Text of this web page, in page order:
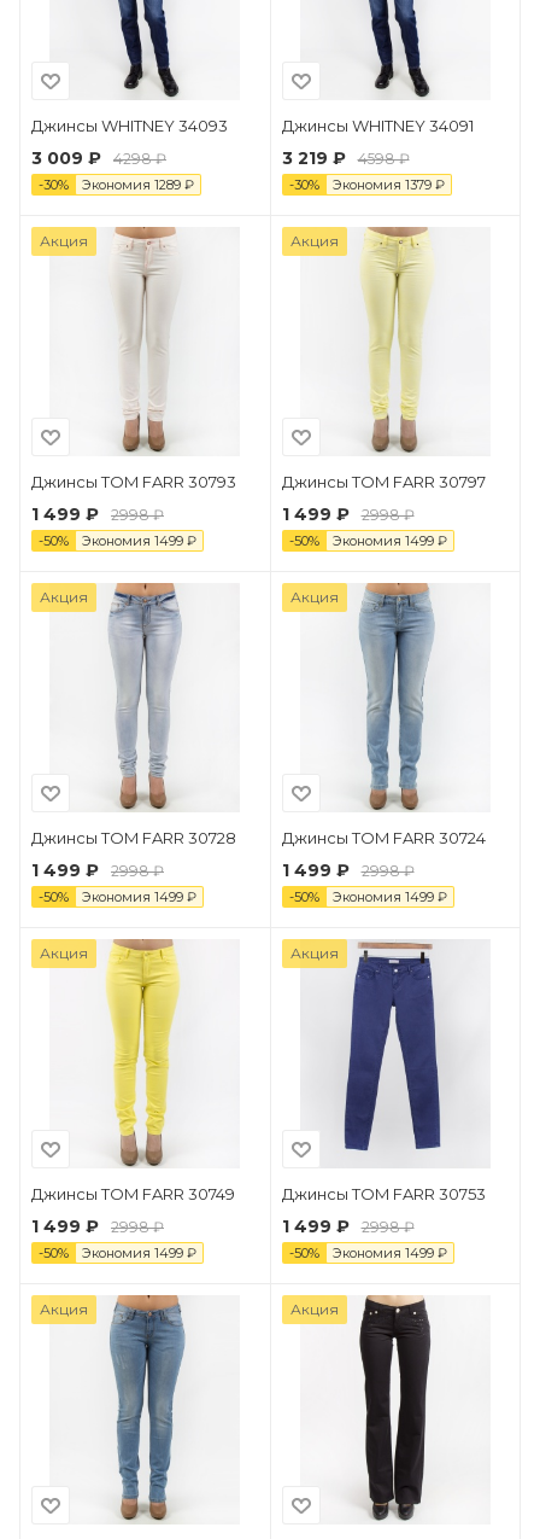
Джинсы WHITNEY 34093
3 009 ₽ 4298 ₽
-30% Экономия 1289 ₽
Джинсы WHITNEY 34091
3 219 ₽ 4598 ₽
-30% Экономия 1379₽
Акция
Джинсы TOM FARR 30793
1 499 ₽ 2998 ₽
-50% Экономия 1499 ₽
Акция
Джинсы TOM FARR 30797
1 499 ₽ 2998 ₽
-50% Экономия 1499₽
Акция
Джинсы TOM FARR 30728
1 499 ₽ 2998 ₽
-50% Экономия 1499 ₽
Акция
Джинсы TOM FARR 30724
1 499 ₽ 2998 ₽
-50% Экономия 1499₽
Акция
Джинсы TOM FARR 30749
1 499 ₽ 2998 ₽
-50% Экономия 1499 ₽
Акция
Джинсы TOM FARR 30753
1 499 ₽ 2998 ₽
-50% Экономия 1499₽
Акция Акция